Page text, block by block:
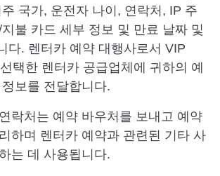
국가, 운전자 나이, 연락처, IP 주
불 카드 세부 정보 및 만료 날짜 및
다. 렌터카 예약 대행사로서 VIP
택한 렌터카 공급업체에 귀하의 예
보를 전달합니다.
락처는 예약 바우처를 보내고 예약
하며 렌터카 예약과 관련된 기타 사
는 데 사용됩니다.